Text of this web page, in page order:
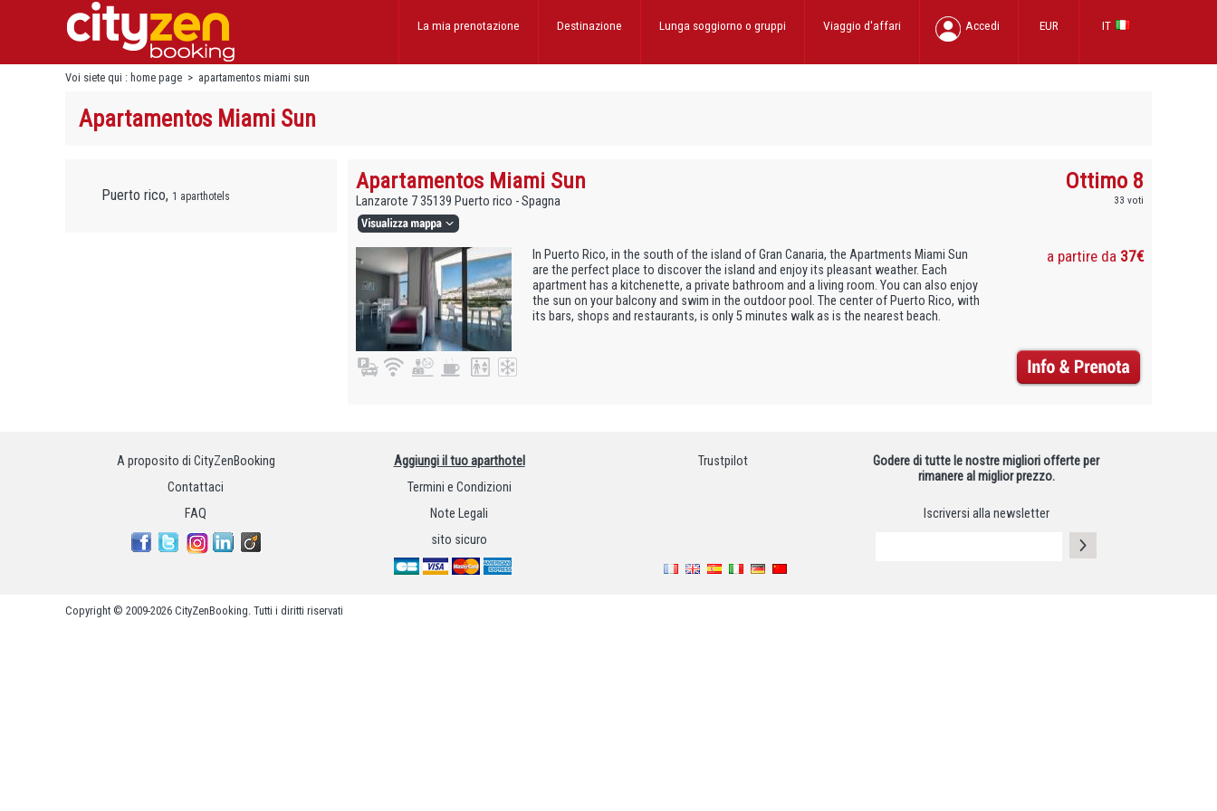
IT
EUR
Accedi
Viaggio d'affari
Lunga soggiorno o gruppi
Destinazione
La mia prenotazione
Voi siete qui : home page > apartamentos miami sun
Apartamentos Miami Sun
Puerto rico, 1 aparthotels
Apartamentos Miami Sun
Lanzarote 7 35139 Puerto rico - Spagna
Ottimo 8
33 voti
In Puerto Rico, in the south of the island of Gran Canaria, the Apartments Miami Sun
are the perfect place to discover the island and enjoy its pleasant weather. Each
apartment has a kitchenette, a private bathroom and a living room. You can also enjoy
the sun on your balcony and swim in the outdoor pool. The center of Puerto Rico, with
its bars, shops and restaurants, is only 5 minutes walk as is the nearest beach.
a partire da 37€
A proposito di CityZenBooking
Contattaci
FAQ
Aggiungi il tuo aparthotel
Termini e Condizioni
Note Legali
sito sicuro
Trustpilot
Godere di tutte le nostre migliori offerte per
rimanere al miglior prezzo.
Iscriversi alla newsletter
Copyright © 2009-2026 CityZenBooking. Tutti i diritti riservati